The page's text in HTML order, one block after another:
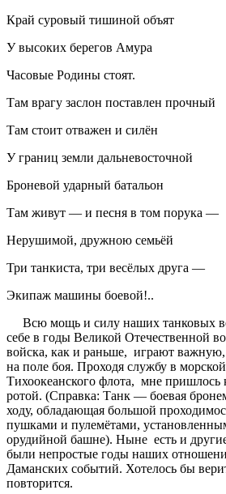
Край суровый тишиной объят
У высоких берегов Амура
Часовые Родины стоят.
Там врагу заслон поставлен прочный
Там стоит отважен и силён
У границ земли дальневосточной
Броневой ударный батальон
Там живут — и песня в том порука —
Нерушимой, дружною семьёй
Три танкиста, три весёлых друга —
Экипаж машины боевой!..
Всю мощь и силу наших танковых
себе в годы Великой Отечественной
войска, как и раньше, играют
на поле боя. Проходя службу в
Тихоокеанского флота, мне пришлось
ротой. (Справка: Танк — боевая
ходу, обладающая большой
пушками и пулемётами,
орудийной башне). Ныне есть и
были непростые годы наших
Даманских событий. Хотелось бы
повторится.